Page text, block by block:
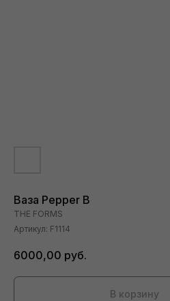
Ваза Pepper B
THE FORMS
Артикул: F1114
6000,00 руб.
В корзину